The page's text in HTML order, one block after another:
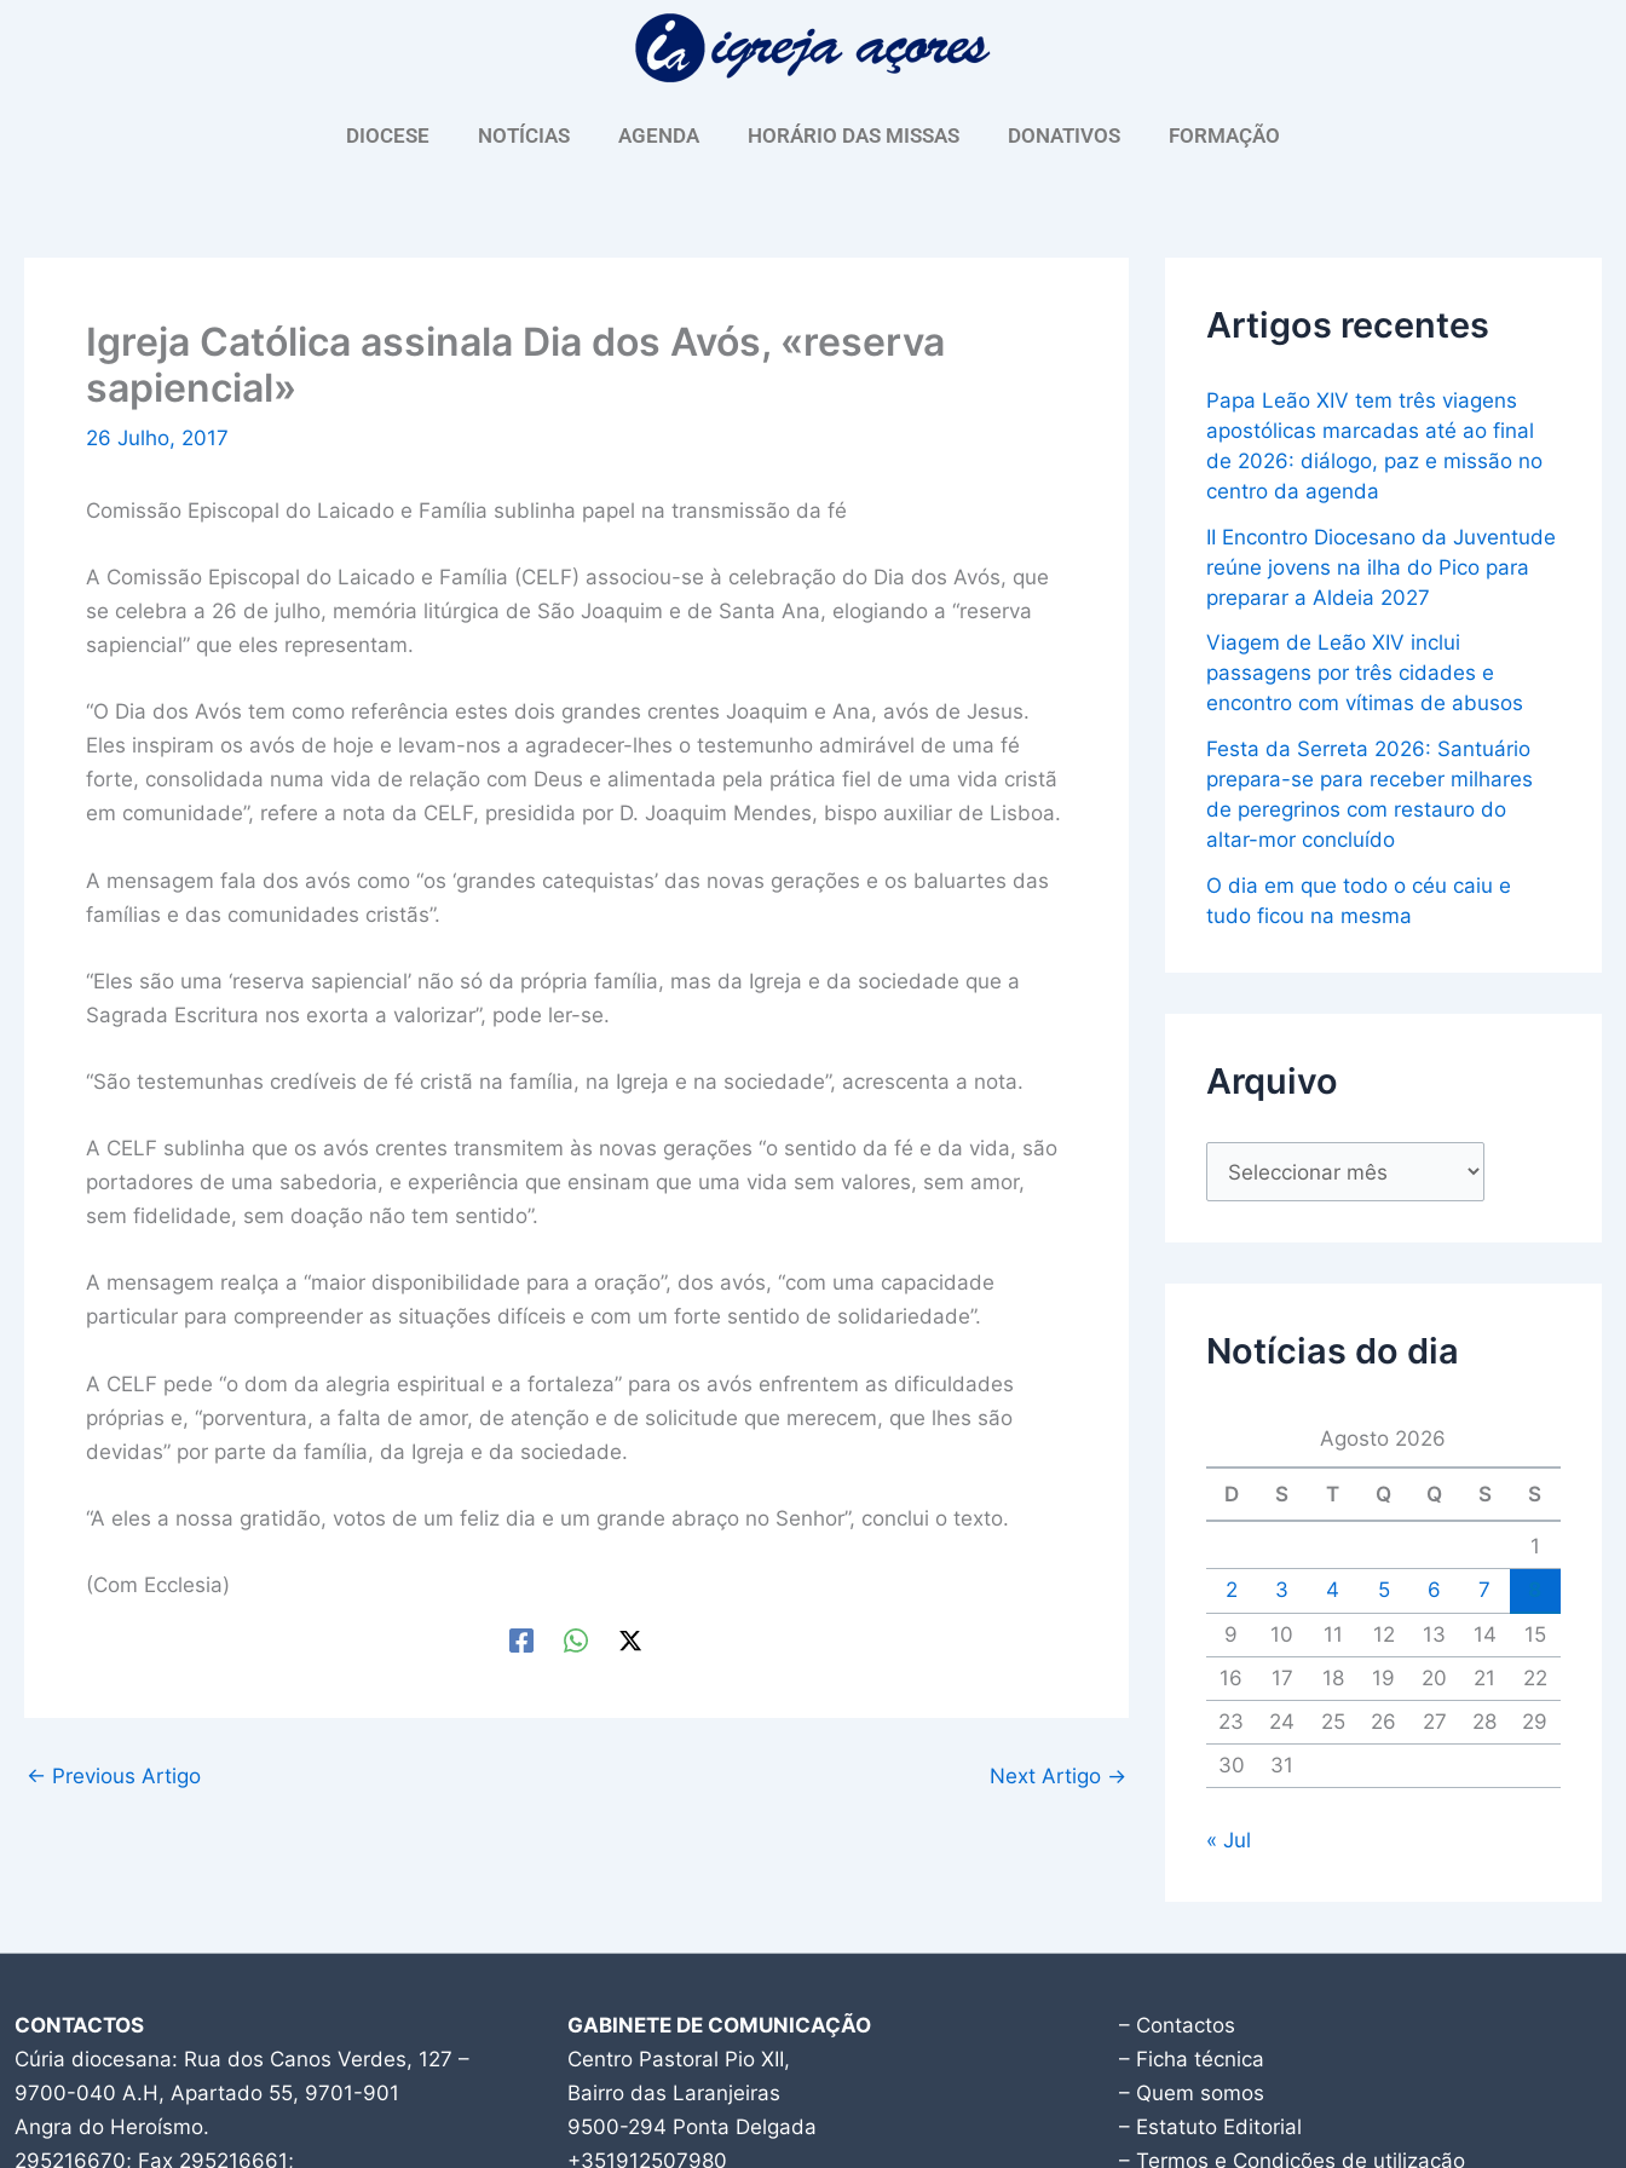
DIOCESE NOTÍCIAS AGENDA HORÁRIO DAS MISSAS DONATIVOS FORMAÇÃO
Igreja Católica assinala Dia dos Avós, «reserva
sapiencial»
26 Julho, 2017
Comissão Episcopal do Laicado e Família sublinha papel na transmissão da fé
A Comissão Episcopal do Laicado e Família (CELF) associou-se à celebração do Dia dos Avós, que
se celebra a 26 de julho, memória litúrgica de São Joaquim e de Santa Ana, elogiando a “reserva
sapiencial” que eles representam.
“O Dia dos Avós tem como referência estes dois grandes crentes Joaquim e Ana, avós de Jesus.
Eles inspiram os avós de hoje e levam-nos a agradecer-lhes o testemunho admirável de uma fé
forte, consolidada numa vida de relação com Deus e alimentada pela prática fiel de uma vida cristã
em comunidade”, refere a nota da CELF, presidida por D. Joaquim Mendes, bispo auxiliar de Lisboa.
A mensagem fala dos avós como “os ‘grandes catequistas’ das novas gerações e os baluartes das
famílias e das comunidades cristãs”.
“Eles são uma ‘reserva sapiencial’ não só da própria família, mas da Igreja e da sociedade que a
Sagrada Escritura nos exorta a valorizar”, pode ler-se.
“São testemunhas credíveis de fé cristã na família, na Igreja e na sociedade”, acrescenta a nota.
A CELF sublinha que os avós crentes transmitem às novas gerações “o sentido da fé e da vida, são
portadores de uma sabedoria, e experiência que ensinam que uma vida sem valores, sem amor,
sem fidelidade, sem doação não tem sentido”.
A mensagem realça a “maior disponibilidade para a oração”, dos avós, “com uma capacidade
particular para compreender as situações difíceis e com um forte sentido de solidariedade”.
A CELF pede “o dom da alegria espiritual e a fortaleza” para os avós enfrentem as dificuldades
próprias e, “porventura, a falta de amor, de atenção e de solicitude que merecem, que lhes são
devidas” por parte da família, da Igreja e da sociedade.
“A eles a nossa gratidão, votos de um feliz dia e um grande abraço no Senhor”, conclui o texto.
(Com Ecclesia)
← Previous Artigo Next Artigo →
Artigos recentes
Papa Leão XIV tem três viagens
apostólicas marcadas até ao final
de 2026: diálogo, paz e missão no
centro da agenda
II Encontro Diocesano da Juventude
reúne jovens na ilha do Pico para
preparar a Aldeia 2027
Viagem de Leão XIV inclui
passagens por três cidades e
encontro com vítimas de abusos
Festa da Serreta 2026: Santuário
prepara-se para receber milhares
de peregrinos com restauro do
altar-mor concluído
O dia em que todo o céu caiu e
tudo ficou na mesma
Arquivo
u
Notícias do dia
Agosto 2026
D S T Q Q S S
1
2
3 4 5 6 7
9
10 11 12 13 14
15
16
17 18 19 20 21
22
23
24 25 26 27 28
29
30
31
« Jul
CONTACTOS
Cúria diocesana: Rua dos Canos Verdes, 127 –
9700-040 A.H, Apartado 55, 9701-901
Angra do Heroísmo.
295216670; Fax 295216661;
GABINETE DE COMUNICAÇÃO
Centro Pastoral Pio XII,
Bairro das Laranjeiras
9500-294 Ponta Delgada
+351912507980
– Contactos
– Ficha técnica
– Quem somos
– Estatuto Editorial
– Termos e Condições de utilização